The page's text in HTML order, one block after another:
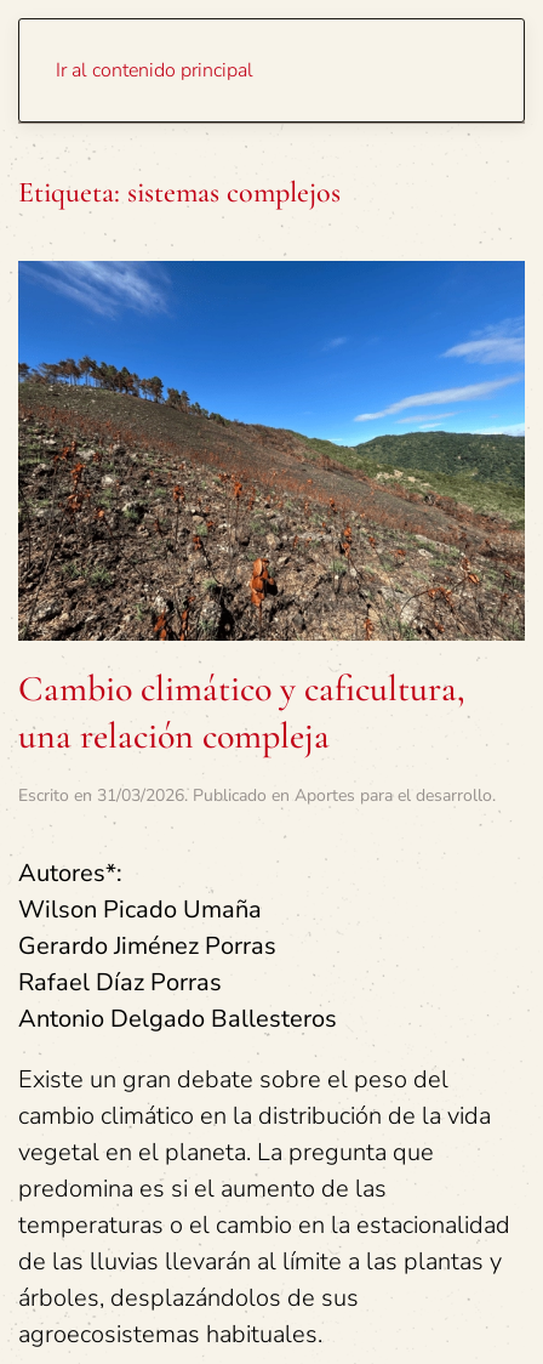
Ir al contenido principal
Etiqueta: sistemas complejos
Cambio climático y caficultura,
una relación compleja
Escrito en 31/03/2026. Publicado en Aportes para el desarrollo.
Autores*:
Wilson Picado Umaña
Gerardo Jiménez Porras
Rafael Díaz Porras
Antonio Delgado Ballesteros
Existe un gran debate sobre el peso del
cambio climático en la distribución de la vida
vegetal en el planeta. La pregunta que
predomina es si el aumento de las
temperaturas o el cambio en la estacionalidad
de las lluvias llevarán al límite a las plantas y
árboles, desplazándolos de sus
agroecosistemas habituales.